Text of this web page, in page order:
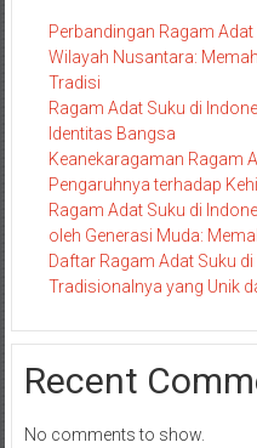
Perbandingan Ragam
Wilayah Nusantara:
Tradisi
Ragam Adat Suku di
Identitas Bangsa
Keanekaragaman Ragam
Pengaruhnya terhadap
Ragam Adat Suku di
oleh Generasi Muda:
Daftar Ragam Adat Suku
Tradisionalnya yang Unik
Recent
No comments to show.